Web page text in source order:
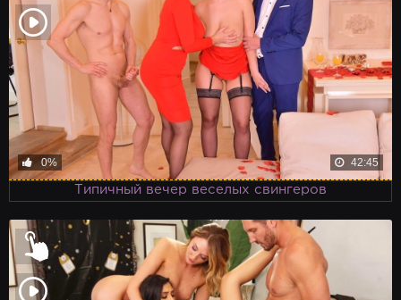
0% 42:45
Типичный вечер веселых свингеров